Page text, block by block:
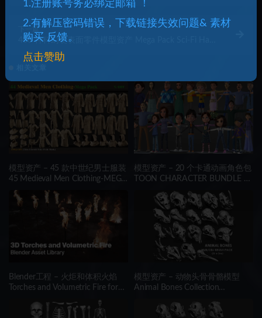
下一篇
400 种科幻硬表面零件模型资产 Mega Pack Sci-Fi Hard
Surface KITBASH 400 DETAILS
模型资产 – 45 款中世纪男士服装
45 Medieval Men Clothing-MEGA
PACK(zprj-fbx)- VOL 4
模型资产 – 20 个卡通动画角色包
TOON CHARACTER BUNDLE –
Blender工程 – 火炬和体积火焰
Torches and Volumetric Fire for
Library
模型资产 – 动物头骨骨骼模型
Animal Bones Collection
One Vol.1
1.注册账号务必绑定邮箱 ！
2.有解压密码错误，下载链接失效问题& 素材
购买 反馈。
点击赞助